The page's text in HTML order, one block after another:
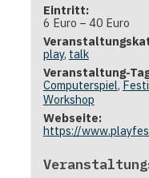
Eintritt:
6 Euro – 40 Euro
play, talk
Veranstaltung-
Computerspiel,
Workshop
Webseite:
https://